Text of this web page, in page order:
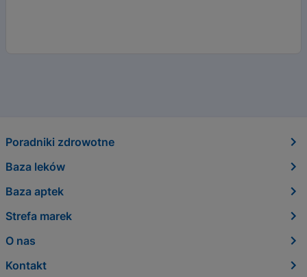
Poradniki zdrowotne
Baza leków
Baza aptek
Strefa marek
O nas
Kontakt